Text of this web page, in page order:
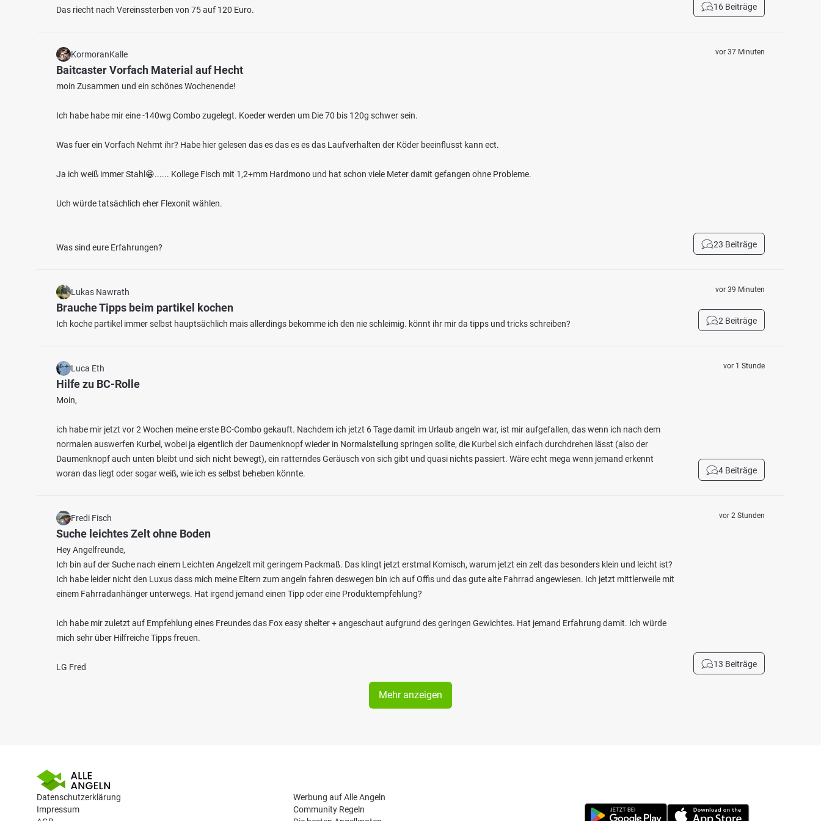
Fischarten: Hecht, Karpfen, Flussbarsch, Wels,
Fluss bei 96049 Bamberg
Fischarten: Karpfen, Brachse, Flussbarsch, Schleie,
Das riecht nach Vereinssterben von 75 auf 120 Euro. 16 Beiträge
KormoranKalle
Baitcaster Vorfach Material auf Hecht
moin Zusammen und ein schönes Wochenende!
Ich habe habe mir eine -140wg Combo zugelegt. Koeder werden um Die 70 bis 120g schwer sein.
Was fuer ein Vorfach Nehmt ihr? Habe hier gelesen das es das es es das Laufverhalten der Köder beeinflusst kann ect.
Ja ich weiß immer Stahl😁...... Kollege Fisch mit 1,2+mm Hardmono und hat schon viele Meter damit gefangen ohne Probleme.
Uch würde tatsächlich eher Flexonit wählen.
Was sind eure Erfahrungen?
vor 37 Minuten
23 Beiträge
Lukas Nawrath
Brauche Tipps beim partikel kochen
Ich koche partikel immer selbst hauptsächlich mais allerdings bekomme ich den nie schleimig. könnt ihr mir da tipps und tricks schreiben?
vor 39 Minuten
2 Beiträge
Luca Eth
Hilfe zu BC-Rolle
Moin,
ich habe mir jetzt vor 2 Wochen meine erste BC-Combo gekauft. Nachdem ich jetzt 6 Tage damit im Urlaub angeln war, ist mir aufgefallen, das wenn ich nach dem
normalen auswerfen Kurbel, wobei ja eigentlich der Daumenknopf wieder in Normalstellung springen sollte, die Kurbel sich einfach durchdrehen lässt (also der
Daumenknopf auch unten bleibt und sich nicht bewegt), ein ratterndes Geräusch von sich gibt und quasi nichts passiert. Wäre echt mega wenn jemand erkennt
woran das liegt oder sogar weiß, wie ich es selbst beheben könnte.
vor 1 Stunde
4 Beiträge
Fredi Fisch
Suche leichtes Zelt ohne Boden
Hey Angelfreunde,
Ich bin auf der Suche nach einem Leichten Angelzelt mit geringem Packmaß. Das klingt jetzt erstmal Komisch, warum jetzt ein zelt das besonders klein und leicht ist?
Ich habe leider nicht den Luxus dass mich meine Eltern zum angeln fahren deswegen bin ich auf Offis und das gute alte Fahrrad angewiesen. Ich jetzt mittlerweile mit
einem Fahrradanhänger unterwegs. Hat irgend jemand einen Tipp oder eine Produktempfehlung?
Ich habe mir zuletzt auf Empfehlung eines Freundes das Fox easy shelter + angeschaut aufgrund des geringen Gewichtes. Hat jemand Erfahrung damit. Ich würde
mich sehr über Hilfreiche Tipps freuen.
LG Fred
vor 2 Stunden
13 Beiträge
Mehr anzeigen
Datenschutzerklärung
Impressum
Werbung auf Alle Angeln
Community Regeln